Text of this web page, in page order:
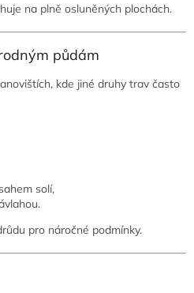
na plně osluněných plochách.
půdám
kde jiné druhy trav často
solí,
pro náročné podmínky.